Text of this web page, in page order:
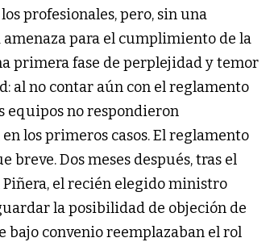
profesionales, pero, sin una
para el cumplimiento de la
primera fase de perplejidad y temor
al no contar aún con el reglamento
equipos no respondieron
los primeros casos. El reglamento
breve. Dos meses después, tras el
el recién elegido ministro
la posibilidad de objeción de
convenio reemplazaban el rol